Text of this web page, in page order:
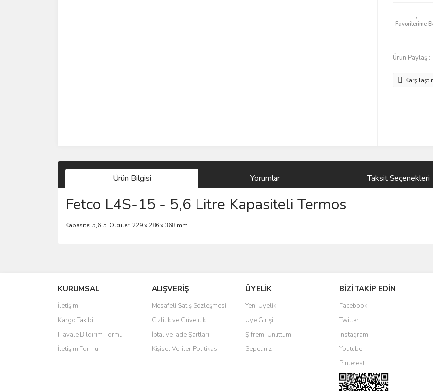
Ürün Paylaş :
Karşılaştır
Ürün Bilgisi Yorumlar Taksit Seçenekleri
Fetco L4S-15 - 5,6 Litre Kapasiteli Termos
Kapasite: 5,6 lt. Ölçüler: 229 x 286 x 368 mm
Ürün resmi kalitesiz, bozuk veya görüntülenemiyor.
Ürün açıklamasında eksik bilgiler bulunuyor.
Ürün bilgilerinde hatalar bulunuyor.
Ürün fiyatı diğer sitelerden daha pahalı.
Bu ürüne benzer farklı alternatifler olmalı.
KURUMSAL
İletişim
Kargo Takibi
Havale Bildirim Formu
İletişim Formu
ALIŞVERİŞ
Mesafeli Satış Sözleşmesi
Gizlilik ve Güvenlik
İptal ve İade Şartları
Kişisel Veriler Politikası
ÜYELİK
Yeni Üyelik
Üye Girişi
Şifremi Unuttum
Sepetiniz
BİZİ TAKİP EDİN
Facebook
Twitter
Instagram
Youtube
Pinterest